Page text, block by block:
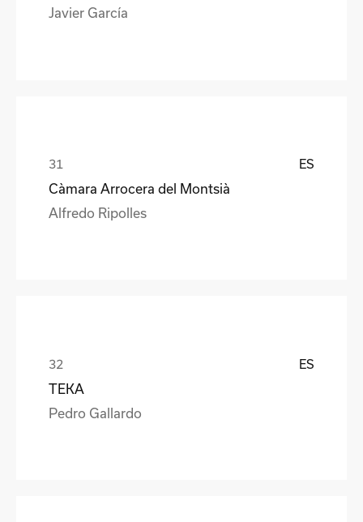
Javier García
ES
Càmara Arrocera del Montsià
Alfredo Ripolles
ES
TEKA
Pedro Gallardo